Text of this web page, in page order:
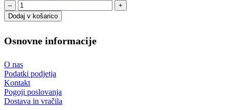
–
+
Dodaj v košarico
Osnovne informacije
O nas
Podatki podjetja
Kontakt
Pogoji poslovanja
Dostava in vračila